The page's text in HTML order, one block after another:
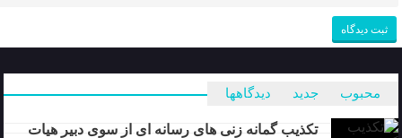
محبوب جدید دیدگاهها
تکذیب گمانه زنی های رسانه ای از سوی دبیر هیات